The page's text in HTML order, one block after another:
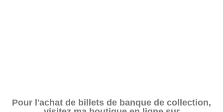
Pour l'achat de billets de banque de collection,